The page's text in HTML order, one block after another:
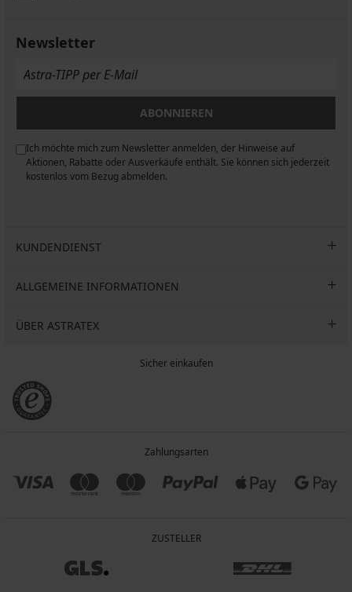
Newsletter
ABONNIEREN
Ich möchte mich zum Newsletter anmelden, der Hinweise auf
Aktionen, Rabatte oder Ausverkäufe enthält. Sie können sich jederzeit
kostenlos vom Bezug abmelden.
KUNDENDIENST
ALLGEMEINE INFORMATIONEN
ÜBER ASTRATEX
Sicher einkaufen
Zahlungsarten
ZUSTELLER